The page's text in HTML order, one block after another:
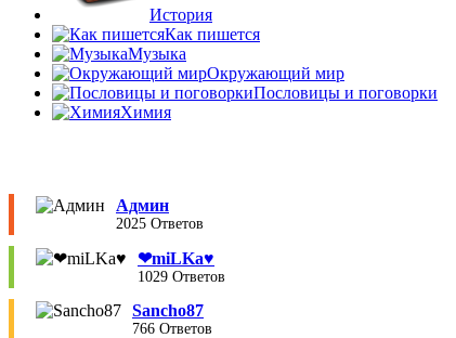
История
Как пишется
Музыка
Окружающий мир
Пословицы и поговорки
Химия
Админ
2025 Ответов
❤︎miLKa♥︎
1029 Ответов
Sancho87
766 Ответов